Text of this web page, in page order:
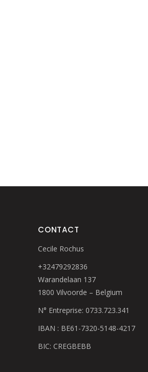
CONTACT
Cecile Rochus
+32479292836
Warandelaan 137
1800 Vilvoorde – Belgium
N° Entreprise: 0733.723.341
IBAN : BE61-7320-5148-4217
BIC: CREGBEBB